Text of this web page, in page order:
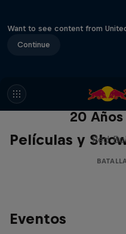
Want to see content from
Continue
Películas y
Red Bull
20
Red
Eventos